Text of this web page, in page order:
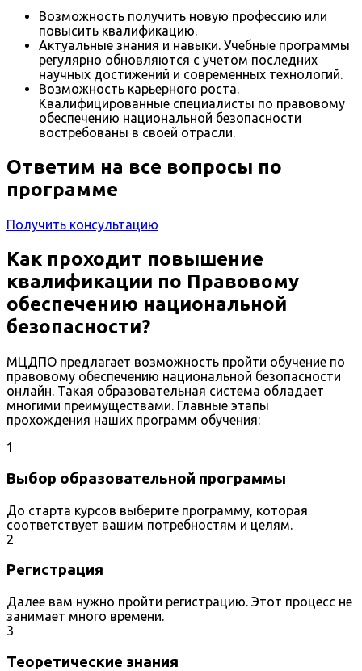
Возможность получить новую профессию или
повысить квалификацию.
Актуальные знания и навыки. Учебные программы
регулярно обновляются с учетом последних
научных достижений и современных технологий.
Возможность карьерного роста.
Квалифицированные специалисты по правовому
обеспечению национальной безопасности
востребованы в своей отрасли.
Ответим на все вопросы по
программе
Получить консультацию
Как проходит повышение
квалификации по Правовому
обеспечению национальной
безопасности?
МЦДПО предлагает возможность пройти обучение по
правовому обеспечению национальной безопасности
онлайн. Такая образовательная система обладает
многими преимуществами. Главные этапы
прохождения наших программ обучения:
1
Выбор образовательной программы
До старта курсов выберите программу, которая
соответствует вашим потребностям и целям.
2
Регистрация
Далее вам нужно пройти регистрацию. Этот процесс не
занимает много времени.
3
Теоретические знания